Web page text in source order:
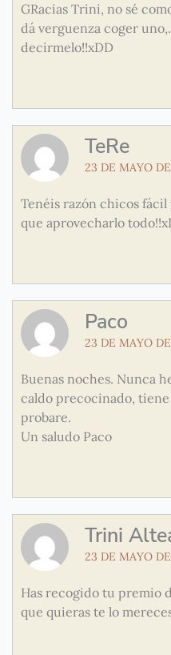
GRacias Trini, no sé
dá verguenza coger
decirmelo!!xDD
TeRe
23 DE MAYO
Tenéis razón chicos
que aprovecharlo
Paco
23 DE MAYO
Buenas noches. Nunca
caldo precocinado,
probare.
Un saludo Paco
Trini
23 DE MAYO DE
Has recogido tu premio
que quieras te lo